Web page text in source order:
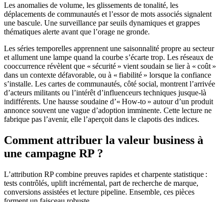
Les anomalies de volume, les glissements de tonalité, les
déplacements de communautés et l’essor de mots associés signalent
une bascule. Une surveillance par seuils dynamiques et grappes
thématiques alerte avant que l’orage ne gronde.
Les séries temporelles apprennent une saisonnalité propre au secteur
et allument une lampe quand la courbe s’écarte trop. Les réseaux de
cooccurrence révèlent que « sécurité » vient soudain se lier à « coût »
dans un contexte défavorable, ou à « fiabilité » lorsque la confiance
s’installe. Les cartes de communautés, côté social, montrent l’arrivée
d’acteurs militants ou l’intérêt d’influenceurs techniques jusque-là
indifférents. Une hausse soudaine d’« How-to » autour d’un produit
annonce souvent une vague d’adoption imminente. Cette lecture ne
fabrique pas l’avenir, elle l’aperçoit dans le clapotis des indices.
Comment attribuer la valeur business à
une campagne RP ?
L’attribution RP combine preuves rapides et charpente statistique :
tests contrôlés, uplift incrémental, part de recherche de marque,
conversions assistées et lecture pipeline. Ensemble, ces pièces